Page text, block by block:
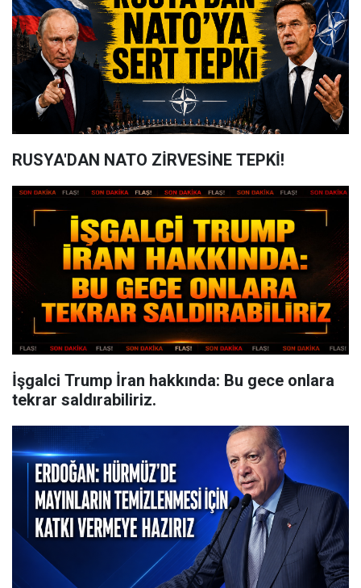
RUSYA'DAN NATO ZİRVESİNE TEPKİ!
İşgalci Trump İran hakkında: Bu gece onlara
tekrar saldırabiliriz.